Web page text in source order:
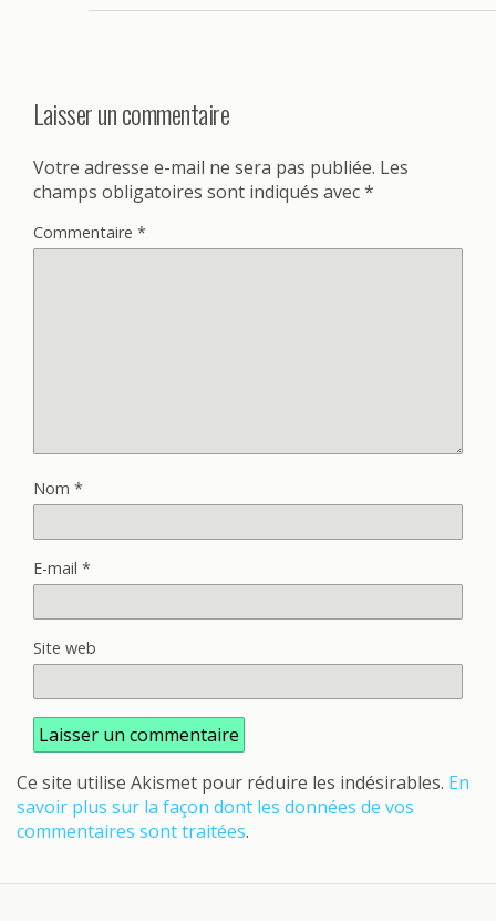
Laisser un commentaire
Votre adresse e-mail ne sera pas publiée. Les
champs obligatoires sont indiqués avec*
Commentaire *
Nom *
E-mail *
Site web
Ce site utilise Akismet pour réduire les indésirables. En
savoir plus sur la façon dont les données de vos
commentaires sont traitées.